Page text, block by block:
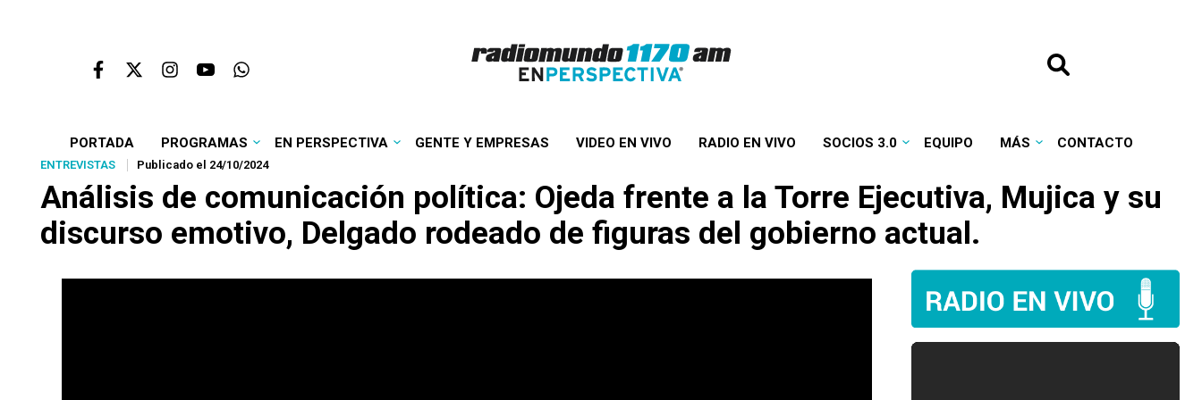
PORTADA PROGRAMAS EN PERSPECTIVA GENTE Y EMPRESAS VIDEO EN VIVO RADIO EN VIVO SOCIOS 3.0 EQUIPO MÁS CONTACTO
ENTREVISTAS Publicado el 24/10/2024
Análisis de comunicación política: Ojeda frente a la Torre Ejecutiva, Mujica y su
discurso emotivo, Delgado rodeado de figuras del gobierno actual.